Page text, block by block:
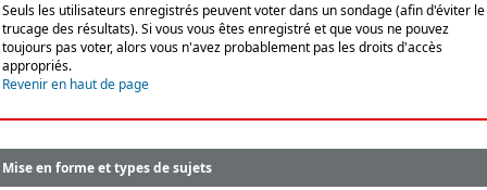
Seuls les utilisateurs enregistrés peuvent voter dans un sondage (afin d'éviter le
trucage des résultats). Si vous vous êtes enregistré et que vous ne pouvez
toujours pas voter, alors vous n'avez probablement pas les droits d'accès
appropriés.
Revenir en haut de page
Mise en forme et types de sujets